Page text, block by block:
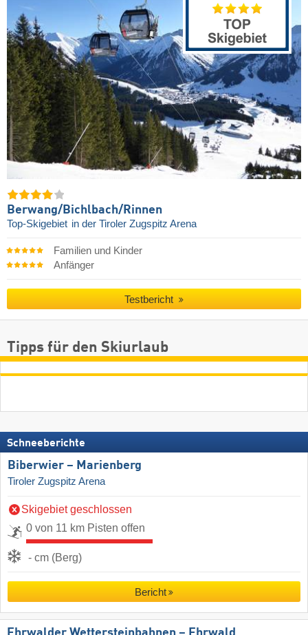
Berwang/​Bichlbach/​Rinnen
Top-Skigebiet in der Tiroler Zugspitz Arena
Familien und Kinder
Anfänger
Testbericht
Tipps für den Skiurlaub
Schneeberichte
Biberwier – Marienberg
Tiroler Zugspitz Arena
Skigebiet geschlossen
0 von 11 km Pisten offen
- cm (Berg)
Bericht